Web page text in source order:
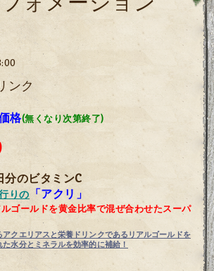
ンク
格(無くなり次第終了)
分のビタミンC
りの 「アクリ」
ゴールドを黄金比率で混ぜ合わせたスーパ
アクエリアスと栄養ドリンクであるリアルゴールドを
水分とミネラルを効率的に補給！